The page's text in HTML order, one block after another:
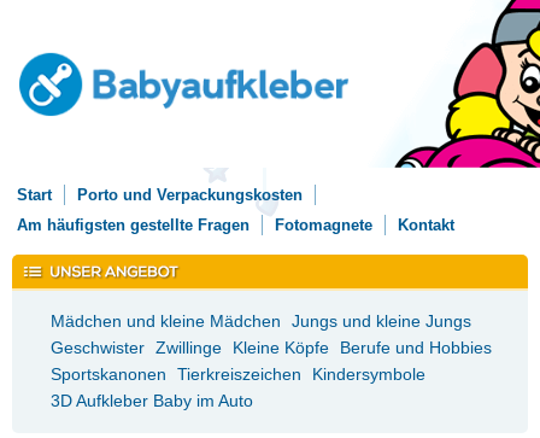
Start
Porto und Verpackungskosten
Am häufigsten gestellte Fragen
Fotomagnete Kontakt
Mädchen und kleine Mädchen
Jungs und kleine Jungs
Geschwister Zwillinge Kleine Köpfe
Berufe und Hobbies
Sportskanonen
Tierkreiszeichen
Kindersymbole
3D Aufkleber Baby im Auto